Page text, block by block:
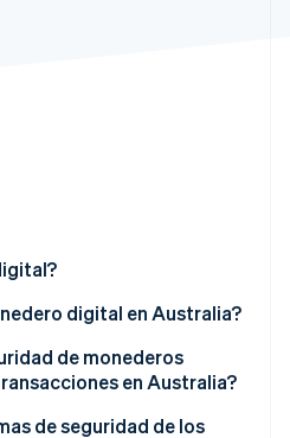
línea
está construyendo la
digital en Australia?
de monederos
en Australia?
de seguridad de los